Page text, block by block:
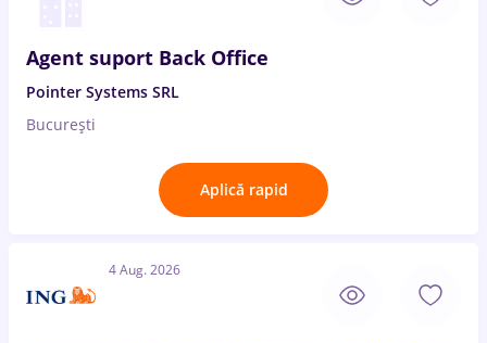
Agent suport Back Office
Pointer Systems SRL
București
Aplică rapid
4 Aug. 2026